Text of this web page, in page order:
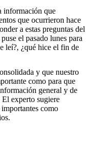
información que
que ocurrieron hace
a estas preguntas del
el pasado lunes para
leí?, ¿qué hice el fin de
y que nuestro
como para que
general y de
experto sugiere
como